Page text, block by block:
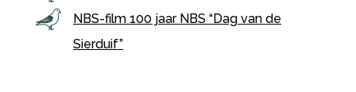
NBS-film 100 jaar NBS “Dag van de
Sierduif”